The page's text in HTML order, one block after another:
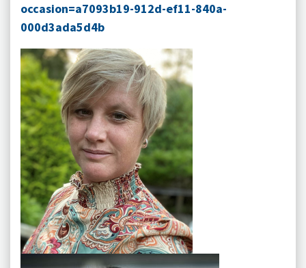
occasion=a7093b19-912d-ef11-840a-
000d3ada5d4b